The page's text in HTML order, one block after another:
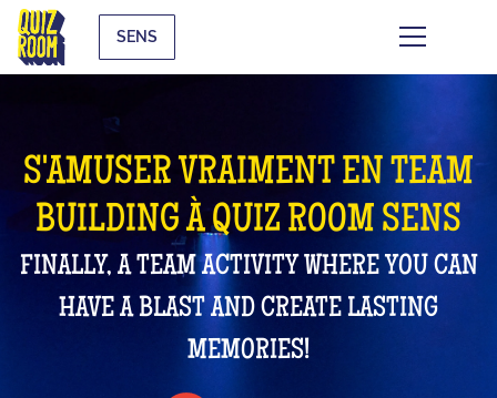
SENS
S'AMUSER VRAIMENT EN TEAM
BUILDING À QUIZ ROOM SENS
FINALLY, A TEAM ACTIVITY WHERE YOU CAN
HAVE A BLAST AND CREATE LASTING
MEMORIES!